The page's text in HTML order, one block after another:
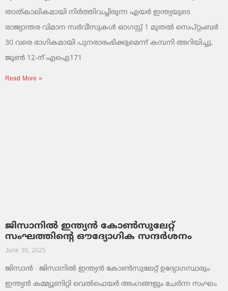
താത്കാലികമായി നിർത്തിവച്ചിരുന്ന എയർ ഇന്ത്യയുടെ
രാജ്യാന്തര വിമാന സർവീസുകൾ ഓഗസ്റ്റ് 1 മുതൽ സെപ്റ്റംബർ
30 വരെ ഭാഗികമായി പുനരാരംഭിക്കുമെന്ന് കമ്പനി അറിയിച്ചു.
ജൂൺ 12-ന് എഐ171
Read More »
ജിസാനിൽ ഇന്ത്യൻ കോൺസുലേറ്റ്
സംഘത്തിന്റെ ഔദ്യോഗിക സന്ദർശനം
June 30, 2025
ജിസാൻ ∙ ജിസാനിൽ ഇന്ത്യൻ കോൺസുലേറ്റ് ഉദ്യോഗസ്ഥരും
ഇന്ത്യൻ കമ്മ്യൂണിറ്റി വെൽഫെയർ അംഗങ്ങളും ചേർന്ന സംഘം